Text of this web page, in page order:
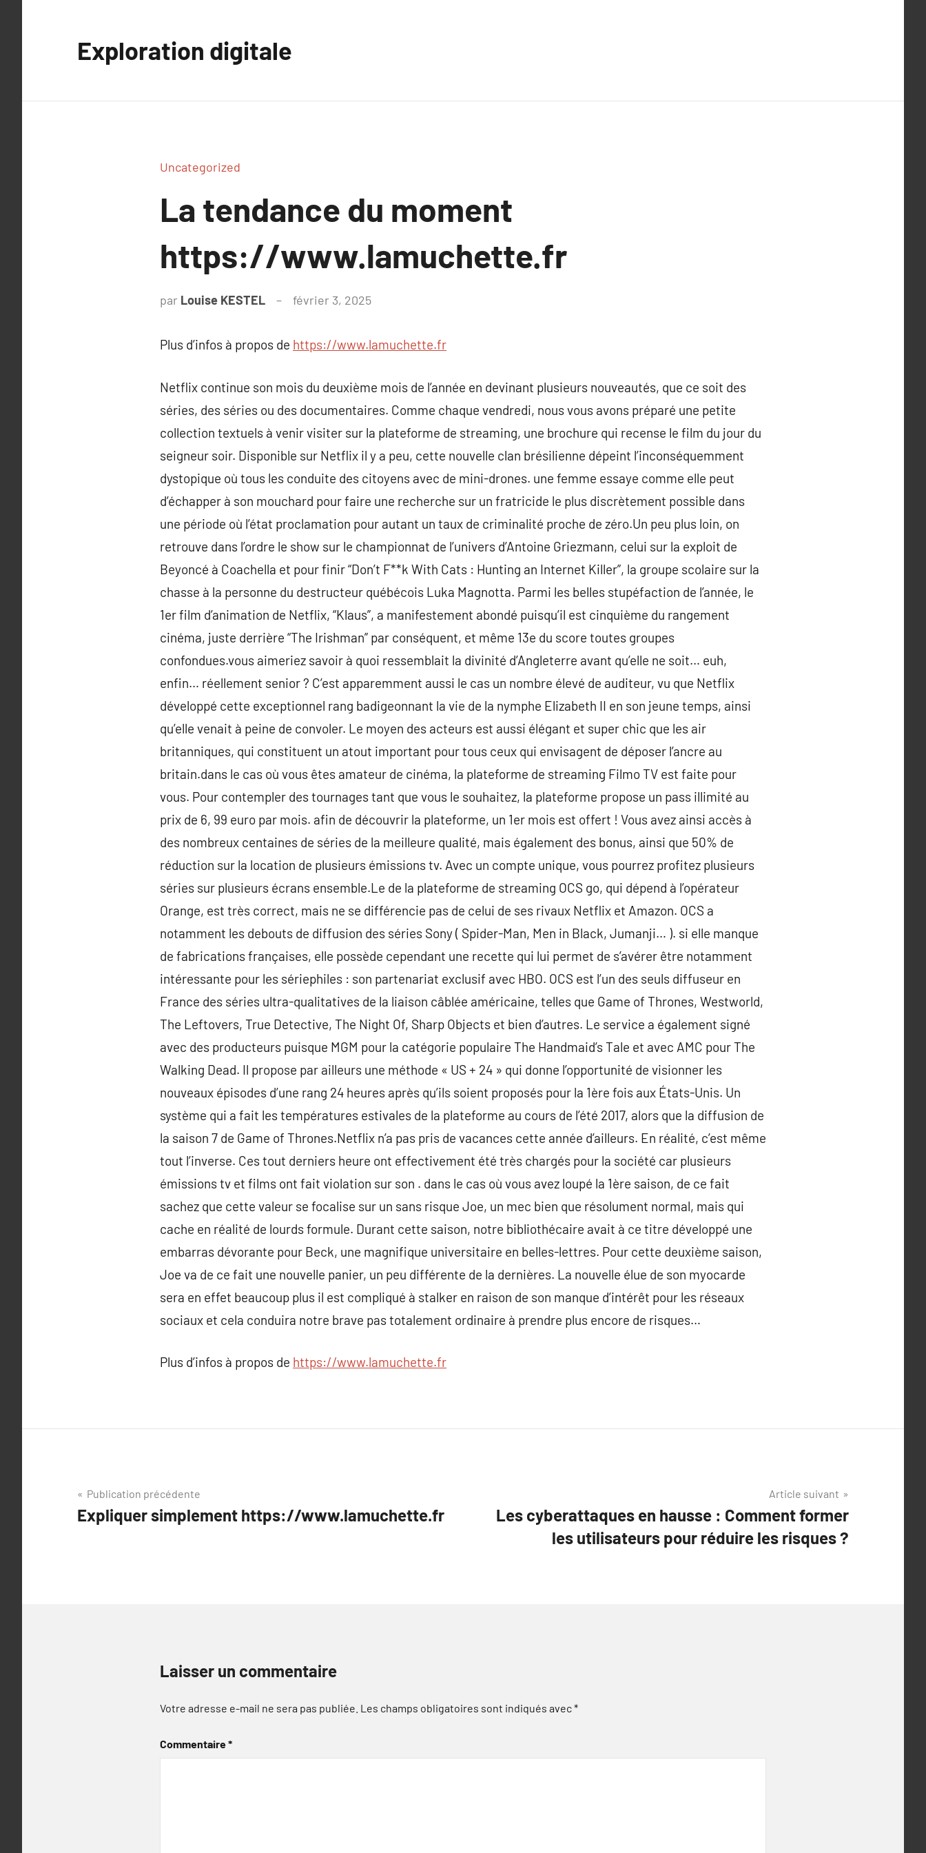
Exploration digitale
Uncategorized
La tendance du moment
https://www.lamuchette.fr
par Louise KESTEL février 3, 2025
Plus d’infos à propos de https://www.lamuchette.fr
Netflix continue son mois du deuxième mois de l’année en devinant plusieurs nouveautés, que ce soit des
séries, des séries ou des documentaires. Comme chaque vendredi, nous vous avons préparé une petite
collection textuels à venir visiter sur la plateforme de streaming, une brochure qui recense le film du jour du
seigneur soir. Disponible sur Netflix il y a peu, cette nouvelle clan brésilienne dépeint l’inconséquemment
dystopique où tous les conduite des citoyens avec de mini-drones. une femme essaye comme elle peut
d’échapper à son mouchard pour faire une recherche sur un fratricide le plus discrètement possible dans
une période où l’état proclamation pour autant un taux de criminalité proche de zéro.Un peu plus loin, on
retrouve dans l’ordre le show sur le championnat de l’univers d’Antoine Griezmann, celui sur la exploit de
Beyoncé à Coachella et pour finir “Don’t F**k With Cats : Hunting an Internet Killer”, la groupe scolaire sur la
chasse à la personne du destructeur québécois Luka Magnotta. Parmi les belles stupéfaction de l’année, le
1er film d’animation de Netflix, “Klaus”, a manifestement abondé puisqu’il est cinquième du rangement
cinéma, juste derrière “The Irishman” par conséquent, et même 13e du score toutes groupes
confondues.vous aimeriez savoir à quoi ressemblait la divinité d’Angleterre avant qu’elle ne soit… euh,
enfin… réellement senior ? C’est apparemment aussi le cas un nombre élevé de auditeur, vu que Netflix
développé cette exceptionnel rang badigeonnant la vie de la nymphe Elizabeth II en son jeune temps, ainsi
qu’elle venait à peine de convoler. Le moyen des acteurs est aussi élégant et super chic que les air
britanniques, qui constituent un atout important pour tous ceux qui envisagent de déposer l’ancre au
britain.dans le cas où vous êtes amateur de cinéma, la plateforme de streaming Filmo TV est faite pour
vous. Pour contempler des tournages tant que vous le souhaitez, la plateforme propose un pass illimité au
prix de 6, 99 euro par mois. afin de découvrir la plateforme, un 1er mois est offert ! Vous avez ainsi accès à
des nombreux centaines de séries de la meilleure qualité, mais également des bonus, ainsi que 50% de
réduction sur la location de plusieurs émissions tv. Avec un compte unique, vous pourrez profitez plusieurs
séries sur plusieurs écrans ensemble.Le de la plateforme de streaming OCS go, qui dépend à l’opérateur
Orange, est très correct, mais ne se différencie pas de celui de ses rivaux Netflix et Amazon. OCS a
notamment les debouts de diffusion des séries Sony ( Spider-Man, Men in Black, Jumanji… ). si elle manque
de fabrications françaises, elle possède cependant une recette qui lui permet de s’avérer être notamment
intéressante pour les sériephiles : son partenariat exclusif avec HBO. OCS est l’un des seuls diffuseur en
France des séries ultra-qualitatives de la liaison câblée américaine, telles que Game of Thrones, Westworld,
The Leftovers, True Detective, The Night Of, Sharp Objects et bien d’autres. Le service a également signé
avec des producteurs puisque MGM pour la catégorie populaire The Handmaid’s Tale et avec AMC pour The
Walking Dead. Il propose par ailleurs une méthode « US + 24 » qui donne l’opportunité de visionner les
nouveaux épisodes d’une rang 24 heures après qu’ils soient proposés pour la 1ère fois aux États-Unis. Un
système qui a fait les températures estivales de la plateforme au cours de l’été 2017, alors que la diffusion de
la saison 7 de Game of Thrones.Netflix n’a pas pris de vacances cette année d’ailleurs. En réalité, c’est même
tout l’inverse. Ces tout derniers heure ont effectivement été très chargés pour la société car plusieurs
émissions tv et films ont fait violation sur son . dans le cas où vous avez loupé la 1ère saison, de ce fait
sachez que cette valeur se focalise sur un sans risque Joe, un mec bien que résolument normal, mais qui
cache en réalité de lourds formule. Durant cette saison, notre bibliothécaire avait à ce titre développé une
embarras dévorante pour Beck, une magnifique universitaire en belles-lettres. Pour cette deuxième saison,
Joe va de ce fait une nouvelle panier, un peu différente de la dernières. La nouvelle élue de son myocarde
sera en effet beaucoup plus il est compliqué à stalker en raison de son manque d’intérêt pour les réseaux
sociaux et cela conduira notre brave pas totalement ordinaire à prendre plus encore de risques…
Plus d’infos à propos de https://www.lamuchette.fr
Navigation
de
Publication précédente
Expliquer simplement https://www.lamuchette.fr
Article suivant
Les cyberattaques en hausse : Comment former
les utilisateurs pour réduire les risques ?
Laisser un commentaire
Votre adresse e-mail ne sera pas publiée. Les champs obligatoires sont indiqués avec*
Commentaire*